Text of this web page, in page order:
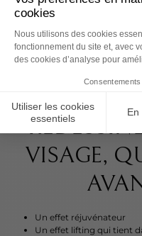
redonnons à la peau
de la fraîcheur.
longue durée et un
VISAGE,
Un effet réjuvénateur
Un effet lifting qui tient